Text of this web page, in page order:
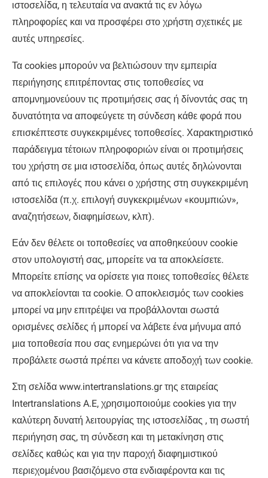
ιστοσελίδα, η τελευταία να ανακτά τις εν λόγω
πληροφορίες και να προσφέρει στο χρήστη σχετικές με
αυτές υπηρεσίες.
Τα cookies μπορούν να βελτιώσουν την εμπειρία
περιήγησης επιτρέποντας στις τοποθεσίες να
απομνημονεύουν τις προτιμήσεις σας ή δίνοντάς σας τη
δυνατότητα να αποφεύγετε τη σύνδεση κάθε φορά που
επισκέπτεστε συγκεκριμένες τοποθεσίες. Χαρακτηριστικό
παράδειγμα τέτοιων πληροφοριών είναι οι προτιμήσεις
του χρήστη σε μια ιστοσελίδα, όπως αυτές δηλώνονται
από τις επιλογές που κάνει ο χρήστης στη συγκεκριμένη
ιστοσελίδα (π.χ. επιλογή συγκεκριμένων «κουμπιών»,
αναζητήσεων, διαφημίσεων, κλπ).
Εάν δεν θέλετε οι τοποθεσίες να αποθηκεύουν cookie
στον υπολογιστή σας, μπορείτε να τα αποκλείσετε.
Μπορείτε επίσης να ορίσετε για ποιες τοποθεσίες θέλετε
να αποκλείονται τα cookie. Ο αποκλεισμός των cookies
μπορεί να μην επιτρέψει να προβάλλονται σωστά
ορισμένες σελίδες ή μπορεί να λάβετε ένα μήνυμα από
μια τοποθεσία που σας ενημερώνει ότι για να την
προβάλετε σωστά πρέπει να κάνετε αποδοχή των cookie.
Στη σελίδα www.intertranslations.gr της εταιρείας
Intertranslations A.E, χρησιμοποιούμε cookies για την
καλύτερη δυνατή λειτουργίας της ιστοσελίδας , τη σωστή
περιήγηση σας, τη σύνδεση και τη μετακίνηση στις
σελίδες καθώς και για την παροχή διαφημιστικού
περιεχομένου βασιζόμενο στα ενδιαφέροντα και τις